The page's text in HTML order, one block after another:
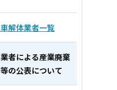
解体業者一覧
者による産業廃棄
の公表について